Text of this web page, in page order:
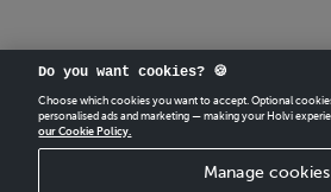
CREATEYOUR OWN HOLVI ONLINE
Do you want cookies? 🍪
Choose which cookies you want to accept. Optional
personalised ads and marketing — making your Holvi
our Cookie Policy.
Manage cookies